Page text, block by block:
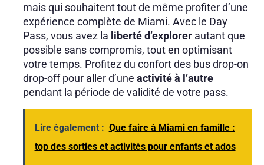
mais qui souhaitent tout de même profiter d’une
expérience complète de Miami. Avec le Day
Pass, vous avez la liberté d’explorerautant que
possible sans compromis, tout en optimisant
votre temps. Profitez du confort des bus drop-on
drop-off pour aller d’une activité à l’autre
pendant la période de validité de votre pass.
Lire également : Que faire à Miami en famille :
top des sorties et activités pour enfants et ados